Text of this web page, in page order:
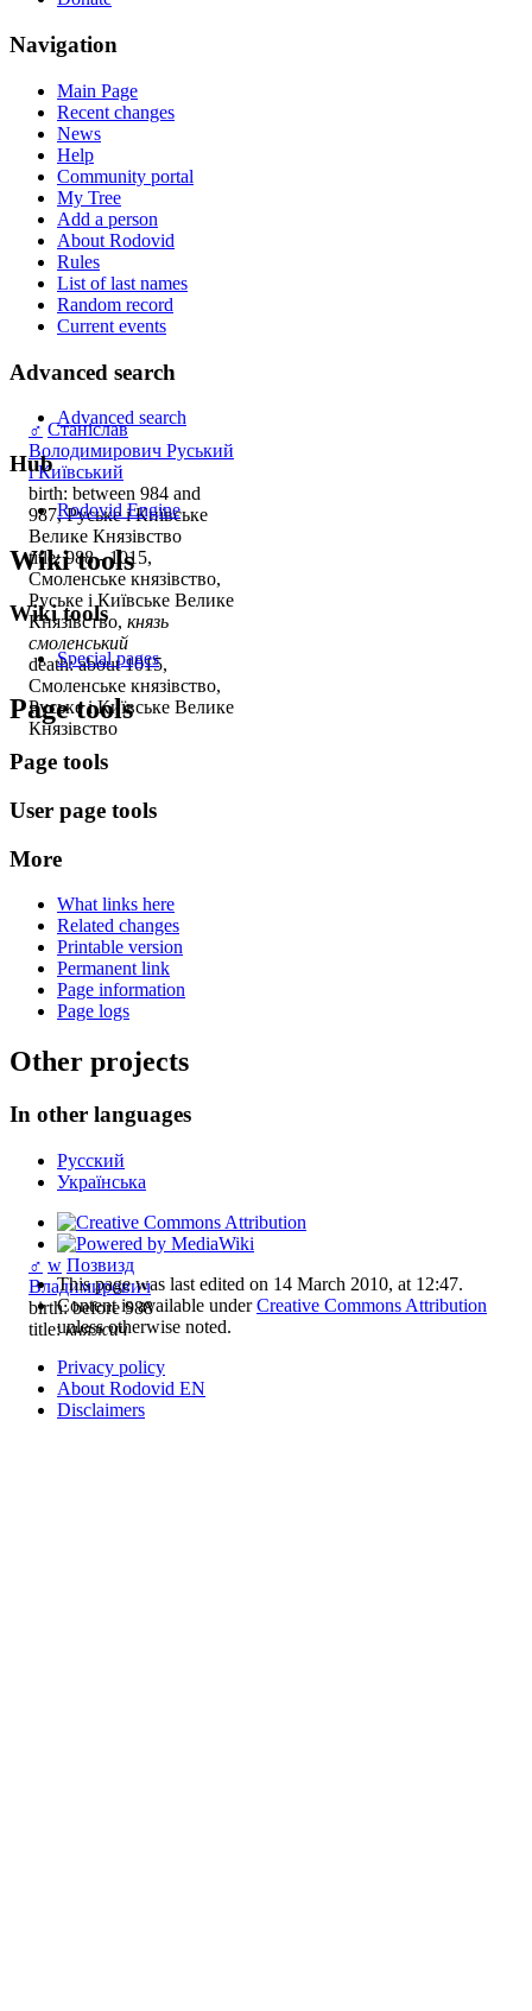
♂ Станіслав
Володимирович Руський
і Київський
birth: between 984 and
987, Руське і Київське
Велике Князівство
title: 988 - 1015,
Смоленське князівство,
Руське і Київське Велике
Князівство, князь
смоленський
death: about 1015,
Смоленське князівство,
Руське і Київське Велике
Князівство
♂ w Позвизд
Владимирович
birth: before 988
title:княжич
Navigation
Main Page
Recent changes
News
Help
Community portal
My Tree
Add a person
About Rodovid
Rules
List of last names
Random record
Current events
Advanced search
Advanced search
Hub
Rodovid Engine
Wiki tools
Wiki tools
Special pages
Page tools
Page tools
User page tools
More
What links here
Related changes
Printable version
Permanent link
Page information
Page logs
Other projects
In other languages
Русский
Українська
This page was last edited on 14 March 2010, at 12:47.
Content is available underCreative Commons Attribution
unless otherwise noted.
Privacy policy
About Rodovid EN
Disclaimers